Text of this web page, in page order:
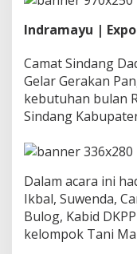
Indramayu |
Camat Sindang
Gelar Gerakan
kebutuhan bulan
Sindang
Dalam acara ini
Ikbal, Suwenda,
Bulog, Kabid
kelompok Tani